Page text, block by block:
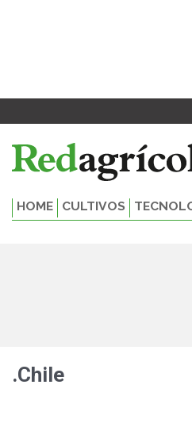
HOME CULTIVOS
.Chile